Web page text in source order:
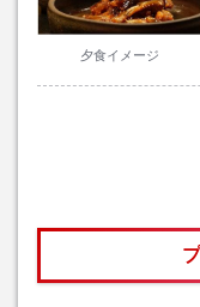
夕食イメージ